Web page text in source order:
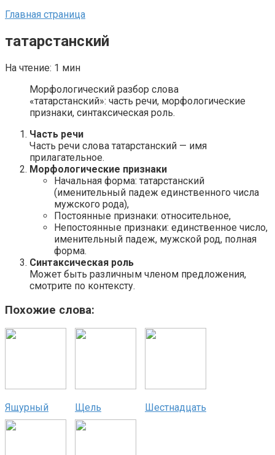
Главная страница
татарстанский
На чтение: 1 мин
Морфологический разбор слова
«татарстанский»: часть речи, морфологические
признаки, синтаксическая роль.
Часть речи
Часть речи слова татарстанский — имя
прилагательное.
Морфологические признаки
Начальная форма: татарстанский
(именительный падеж единственного числа
мужского рода),
Постоянные признаки: относительное,
Непостоянные признаки: единственное число,
именительный падеж, мужской род, полная
форма.
Синтаксическая роль
Может быть различным членом предложения,
смотрите по контексту.
Похожие слова:
Ящурный Щель Шестнадцать